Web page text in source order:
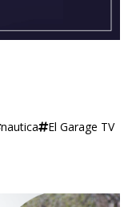
nautica El Garage TV